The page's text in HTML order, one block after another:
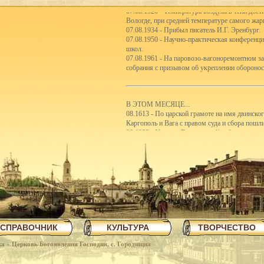
07.08.1920 - Температура воздуха в тени
Вологде, при средней температуре самого
07.08.1934 - Прибыл писатель И.Г. Эренбург.
07.08.1950 - Научно-практическая
07.08.1961 - На паровозо-вагоноремонтном
собрания с призывом об укреплении
В ЭТОМ МЕСЯЦЕ...
08.1613 - По царской грамоте на имя
Каргополь и Вага с правом суда и сбора
08.1903 - Участие Вологодской губернии в
первые школы-семилетки. В 192122 учебном
школ II ступени.
08.1923 - Вологодским губсоюзом
08.1926 - Сбор пожертвований семьям
08.1926 - Объявлен уездный конкурс на
08.1926 - Открытие полей ассенизации.
08.1935 - Инструментальный цех завода
отправляли в Ярославль.
08.1940 - В Чарозерский район выехала
первобытных людей.
08.1940 - По примеру ферганских
закончили строительство тракта Вологда-
08.1940 - Как сообщает газета Красный
СПРАВОЧНИК КУЛЬТУРА ТВОРЧЕСТВО
»Церковь Богоявления Господня, с. Городищна